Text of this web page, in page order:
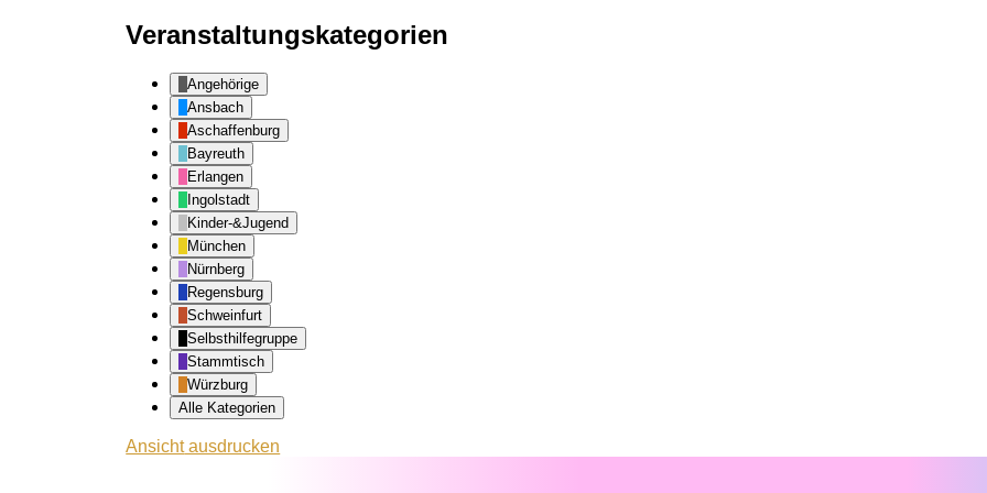
Veranstaltungskategorien
Angehörige
Ansbach
Aschaffenburg
Bayreuth
Erlangen
Ingolstadt
Kinder-&Jugend
München
Nürnberg
Regensburg
Schweinfurt
Selbsthilfegruppe
Stammtisch
Würzburg
Alle Kategorien
Ansichtausdrucken